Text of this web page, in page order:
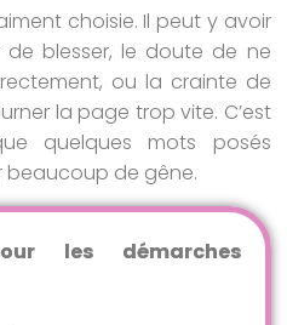
choisie. Il peut y avoir
blesser, le doute de ne
ou la crainte de
la page trop vite. C’est
quelques mots posés
beaucoup de gêne.
les démarches